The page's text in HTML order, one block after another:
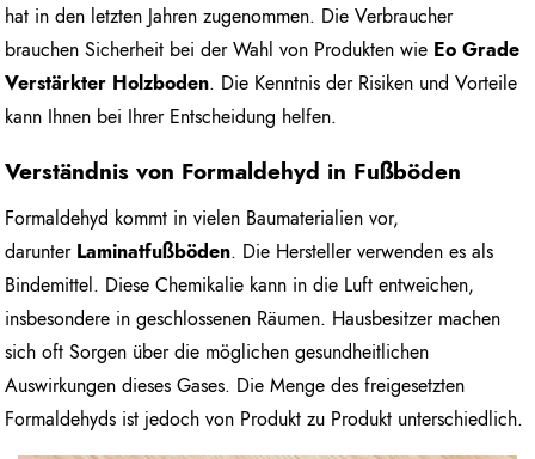
hat in den letzten Jahren zugenommen. Die Verbraucher
brauchen Sicherheit bei der Wahl von Produkten wie Eo Grade
Verstärkter Holzboden. Die Kenntnis der Risiken und Vorteile
kann Ihnen bei Ihrer Entscheidung helfen.
Verständnis von Formaldehyd in Fußböden
Formaldehyd kommt in vielen Baumaterialien vor,
darunter Laminatfußböden. Die Hersteller verwenden es als
Bindemittel. Diese Chemikalie kann in die Luft entweichen,
insbesondere in geschlossenen Räumen. Hausbesitzer machen
sich oft Sorgen über die möglichen gesundheitlichen
Auswirkungen dieses Gases. Die Menge des freigesetzten
Formaldehyds ist jedoch von Produkt zu Produkt unterschiedlich.